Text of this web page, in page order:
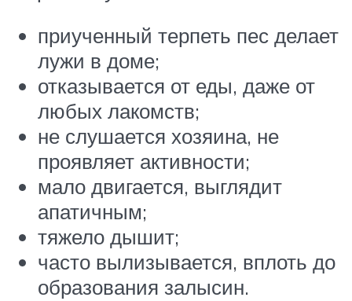
приученный терпеть пес делает
лужи в доме;
отказывается от еды, даже от
любых лакомств;
не слушается хозяина, не
проявляет активности;
мало двигается, выглядит
апатичным;
тяжело дышит;
часто вылизывается, вплоть до
образования залысин.